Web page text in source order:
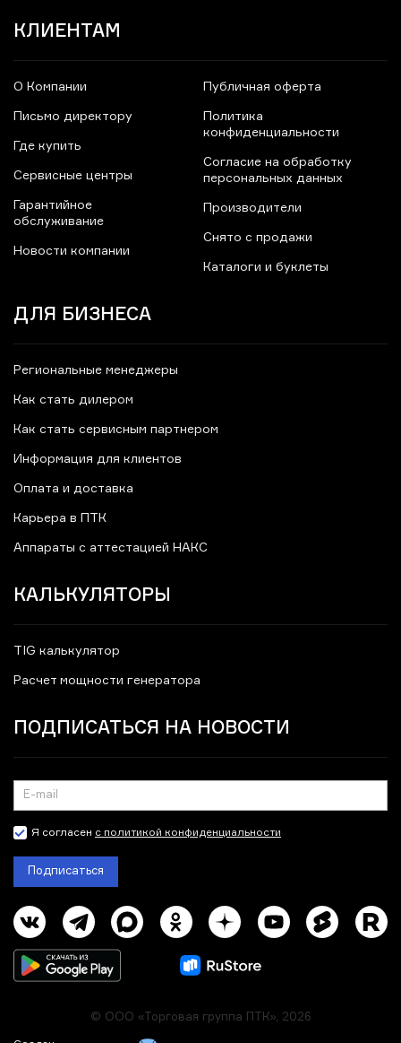
КЛИЕНТАМ
О Компании
Письмо директору
Где купить
Сервисные центры
Гарантийное
обслуживание
Новости компании
Публичная оферта
Политика
конфиденциальности
Согласие на обработку
персональных данных
Производители
Снято с продажи
Каталоги и буклеты
ДЛЯ БИЗНЕСА
Региональные менеджеры
Как стать дилером
Как стать сервисным партнером
Информация для клиентов
Оплата и доставка
Карьера в ПТК
Аппараты с аттестацией НАКС
КАЛЬКУЛЯТОРЫ
TIG калькулятор
Расчет мощности генератора
ПОДПИСАТЬСЯ НА НОВОСТИ
Я согласен с политикой конфиденциальности
Подписаться
© ООО «Торговая группа ПТК», 2026